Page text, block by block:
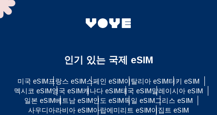
인기 있는 국제 eSIM
미국 eSIM프랑스 eSIM스페인 eSIM이탈리아 eSIM터키 eSIM
멕시코 eSIM영국 eSIM캐나다 eSIM태국 eSIM말레이시아 eSIM
일본 eSIM베트남 eSIM인도 eSIM독일 eSIM그리스 eSIM
사우디아라비아 eSIM아랍에미리트 eSIM이집트 eSIM